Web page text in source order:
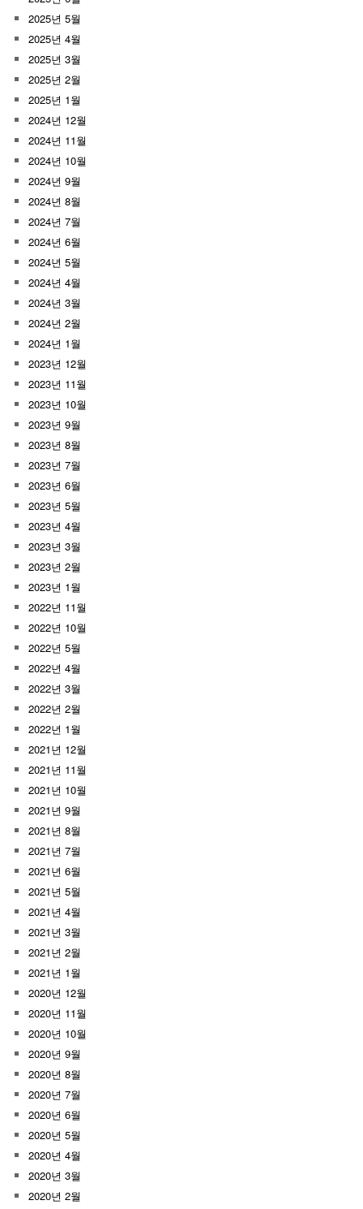
2025년 5월
2025년 4월
2025년 3월
2025년 2월
2025년 1월
2024년 12월
2024년 11월
2024년 10월
2024년 9월
2024년 8월
2024년 7월
2024년 6월
2024년 5월
2024년 4월
2024년 3월
2024년 2월
2024년 1월
2023년 12월
2023년 11월
2023년 10월
2023년 9월
2023년 8월
2023년 7월
2023년 6월
2023년 5월
2023년 4월
2023년 3월
2023년 2월
2023년 1월
2022년 11월
2022년 10월
2022년 5월
2022년 4월
2022년 3월
2022년 2월
2022년 1월
2021년 12월
2021년 11월
2021년 10월
2021년 9월
2021년 8월
2021년 7월
2021년 6월
2021년 5월
2021년 4월
2021년 3월
2021년 2월
2021년 1월
2020년 12월
2020년 11월
2020년 10월
2020년 9월
2020년 8월
2020년 7월
2020년 6월
2020년 5월
2020년 4월
2020년 3월
2020년 2월